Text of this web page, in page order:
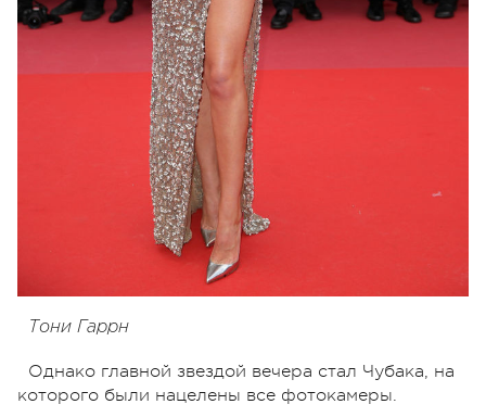
Тони Гаррн
Однако главной звездой вечера стал Чубака, на
которого были нацелены все фотокамеры.